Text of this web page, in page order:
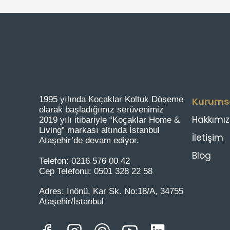
İletişim
Blog
1995 yılında Koçaklar Koltuk Döşeme
olarak başladığımız serüvenimiz
2019 yılı itibariyle “Koçaklar Home &
Living” markası altında İstanbul
Ataşehir’de devam ediyor.
Telefon: 0216 576 00 42
Cep Telefonu: 0501 328 22 58
Adres:
İnönü, Kar Sk. No:18/A, 34755
Ataşehir/İstanbul